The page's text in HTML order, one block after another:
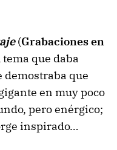
(Grabaciones en
que daba
demostraba que
en muy poco
pero enérgico;
inspirado…